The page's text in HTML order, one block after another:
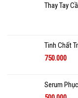
Thay Tay
Tinh Chất
750.000
Serum